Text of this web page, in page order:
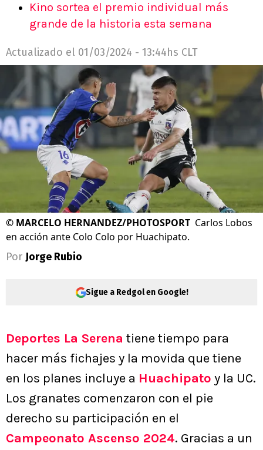
Kino sortea el premio individual más
grande de la historia esta semana
Actualizado el 01/03/2024 - 13:44hs CLT
© MARCELO HERNANDEZ/PHOTOSPORT Carlos Lobos
en acción ante Colo Colo por Huachipato.
Por Jorge Rubio
Sigue a Redgol en Google!
Deportes La Serena tiene tiempo para
hacer más fichajes y la movida que tiene
en los planes incluye a Huachipato y la UC.
Los granates comenzaron con el pie
derecho su participación en el
Campeonato Ascenso 2024. Gracias a un